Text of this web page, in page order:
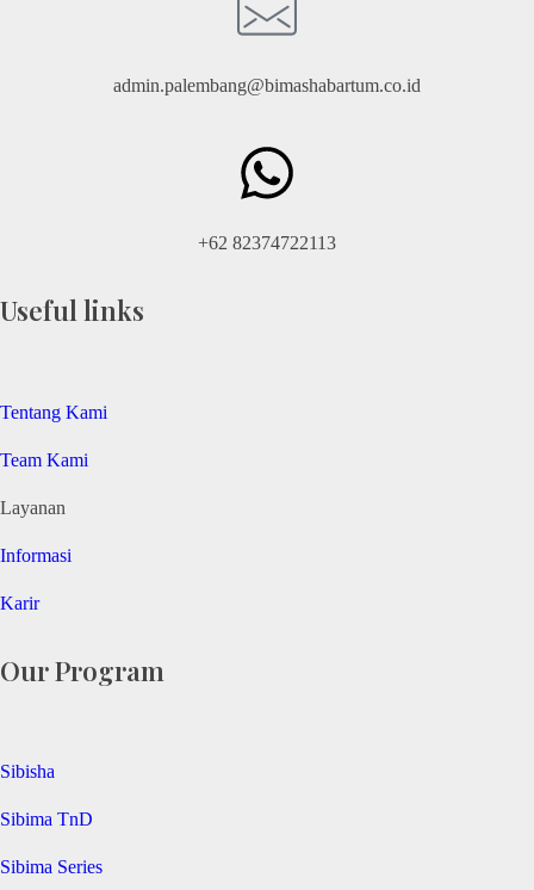
admin.palembang@bimashabartum.co.id
+62 82374722113
Useful links
Tentang Kami
Team Kami
Layanan
Informasi
Karir
Our Program
Sibisha
Sibima TnD
Sibima Series